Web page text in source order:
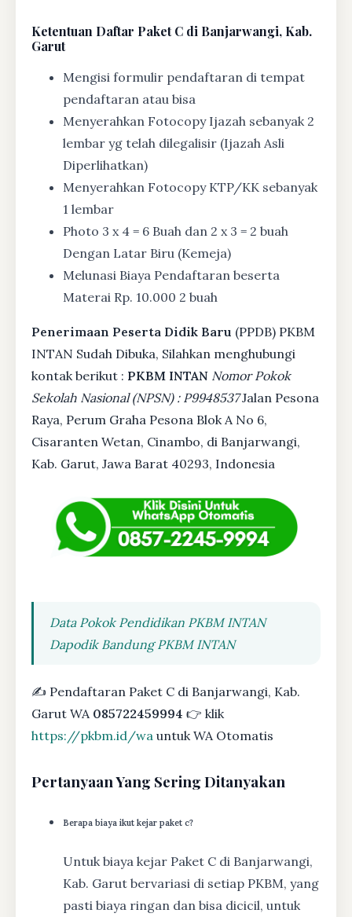
Ketentuan Daftar Paket C di Banjarwangi, Kab.
Garut
Mengisi formulir pendaftaran di tempat
pendaftaran atau bisa
Menyerahkan Fotocopy Ijazah sebanyak 2
lembar yg telah dilegalisir (Ijazah Asli
Diperlihatkan)
Menyerahkan Fotocopy KTP/KK sebanyak
1 lembar
Photo 3 x 4 = 6 Buah dan 2 x 3 = 2 buah
Dengan Latar Biru (Kemeja)
Melunasi Biaya Pendaftaran beserta
Materai Rp. 10.000 2 buah
Penerimaan Peserta Didik Baru (PPDB) PKBM
INTAN Sudah Dibuka, Silahkan menghubungi
kontak berikut : PKBM INTAN Nomor Pokok
Sekolah Nasional (NPSN) : P9948537Jalan Pesona
Raya, Perum Graha Pesona Blok A No 6,
Cisaranten Wetan, Cinambo, di Banjarwangi,
Kab. Garut, Jawa Barat 40293, Indonesia
Data Pokok Pendidikan PKBM INTAN
Dapodik Bandung PKBM INTAN
✍ Pendaftaran Paket C di Banjarwangi, Kab.
Garut WA 085722459994 👉 klik
https://pkbm.id/wa untuk WA Otomatis
Pertanyaan Yang Sering Ditanyakan
Berapa biaya ikut kejar paket c?
Untuk biaya kejar Paket C di Banjarwangi,
Kab. Garut bervariasi di setiap PKBM, yang
pasti biaya ringan dan bisa dicicil, untuk